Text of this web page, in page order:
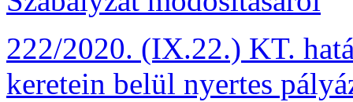
222/2020. (IX.22.) KT.
keretein belül nyertes